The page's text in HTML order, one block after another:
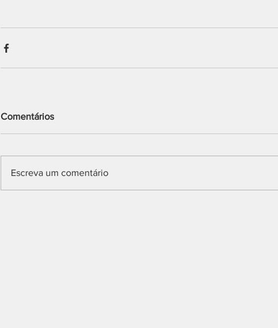
Comentários
Escreva um comentário